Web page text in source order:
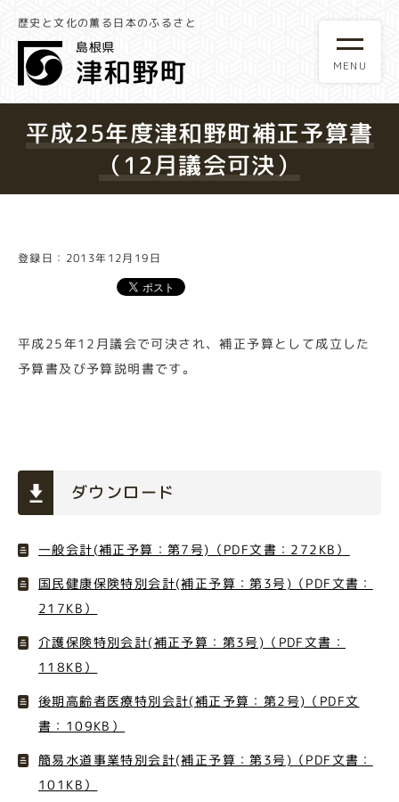
歴史と文化の薫る日本のふるさと
平成25年度津和野町補正予算書
（12月議会可決）
登録日：2013年12月19日
平成25年12月議会で可決され、補正予算として成立した
予算書及び予算説明書です。
ダウンロード
一般会計(補正予算：第7号)（PDF文書：272KB）
国民健康保険特別会計(補正予算：第3号)（PDF文書：
217KB）
介護保険特別会計(補正予算：第3号)（PDF文書：
118KB）
後期高齢者医療特別会計(補正予算：第2号)（PDF文
書：109KB）
簡易水道事業特別会計(補正予算：第3号)（PDF文書：
101KB）